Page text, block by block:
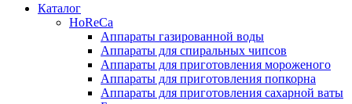
Каталог
HoReCa
Аппараты газированной воды
Аппараты для спиральных чипсов
Аппараты для приготовления мороженого
Аппараты для приготовления попкорна
Аппараты для приготовления сахарной ваты